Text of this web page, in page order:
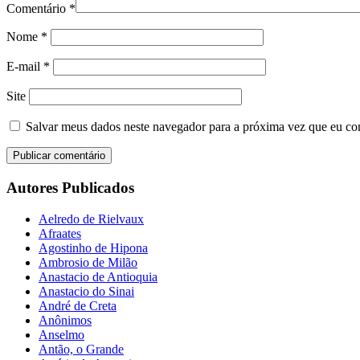
Comentário *
Nome *
E-mail *
Site
Salvar meus dados neste navegador para a próxima vez que eu
Autores Publicados
Aelredo de Rielvaux
Afraates
Agostinho de Hipona
Ambrosio de Milão
Anastacio de Antioquia
Anastacio do Sinai
André de Creta
Anônimos
Anselmo
Antão, o Grande